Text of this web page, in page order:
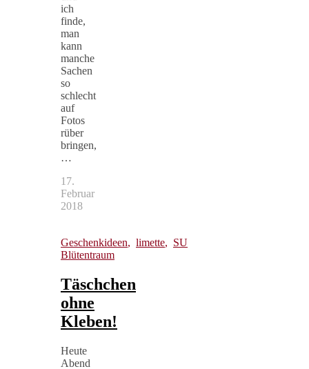
ich
finde,
man
kann
manche
Sachen
so
schlecht
auf
Fotos
rüber
bringen,
…
17.
Februar
2018
Geschenkideen, limette, SU
Blütentraum
Täschchen
ohne
Kleben!
Heute
Abend